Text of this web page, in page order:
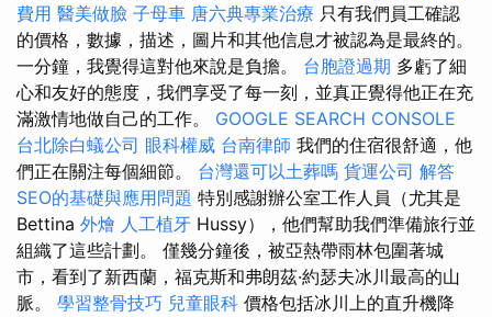
費用 醫美做臉 子母車 唐六典專業治療 只有我們員工確認
的價格，數據，描述，圖片和其他信息才被認為是最終的。
一分鐘，我覺得這對他來說是負擔。 台胞證過期 多虧了細
心和友好的態度，我們享受了每一刻，並真正覺得他正在充
滿激情地做自己的工作。 GOOGLE SEARCH CONSOLE
台北除白蟻公司 眼科權威 台南律師 我們的住宿很舒適，他
們正在關注每個細節。 台灣還可以土葬嗎 貨運公司 解答
SEO的基礎與應用問題 特別感謝辦公室工作人員（尤其是
Bettina 外燴 人工植牙 Hussy），他們幫助我們準備旅行並
組織了這些計劃。 僅幾分鐘後，被亞熱帶雨林包圍著城
市，看到了新西蘭，福克斯和弗朗茲·約瑟夫冰川最高的山
脈。 學習整骨技巧 兒童眼科 價格包括冰川上的直升機降